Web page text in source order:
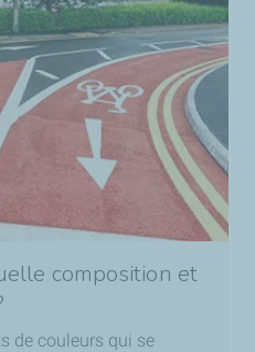
composition et
de couleurs qui se